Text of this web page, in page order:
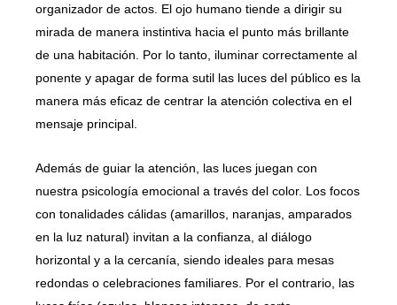
organizador de actos. El ojo humano tiende a dirigir su
mirada de manera instintiva hacia el punto más brillante
de una habitación. Por lo tanto, iluminar correctamente al
ponente y apagar de forma sutil las luces del público es la
manera más eficaz de centrar la atención colectiva en el
mensaje principal.
Además de guiar la atención, las luces juegan con
nuestra psicología emocional a través del color. Los focos
con tonalidades cálidas (amarillos, naranjas, amparados
en la luz natural) invitan a la confianza, al diálogo
horizontal y a la cercanía, siendo ideales para mesas
redondas o celebraciones familiares. Por el contrario, las